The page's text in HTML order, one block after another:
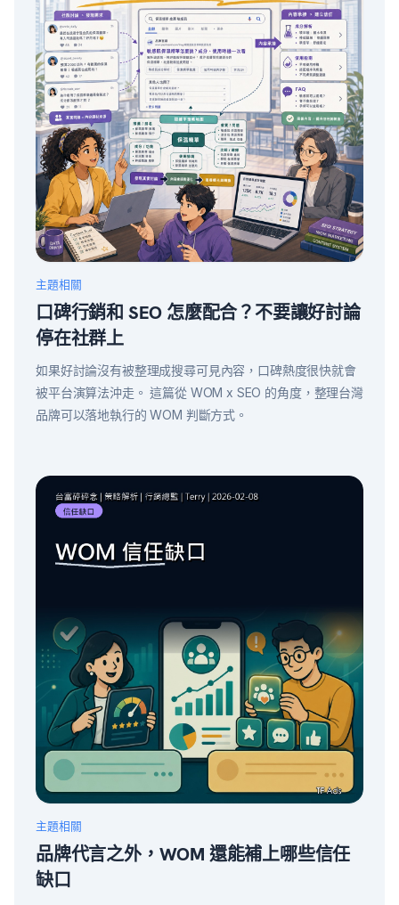
主題相關
口碑行銷和 SEO 怎麼配合？不要讓好討論
停在社群上
如果好討論沒有被整理成搜尋可見內容，口碑熱度很快就會
被平台演算法沖走。 這篇從 WOM x SEO 的角度，整理台灣
品牌可以落地執行的 WOM 判斷方式。
主題相關
品牌代言之外，WOM 還能補上哪些信任
缺口